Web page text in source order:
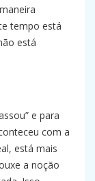
tempo está
está
e para
com a
está mais
a noção